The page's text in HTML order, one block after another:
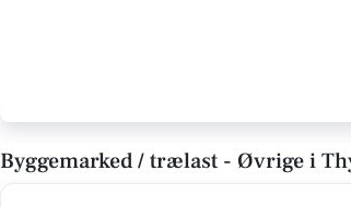
Byggemarked / trælast - Øvrige i